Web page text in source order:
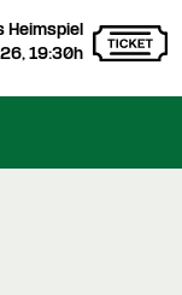
Heimspiel
19:30h